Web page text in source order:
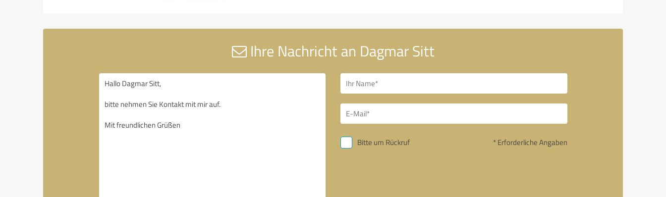
Ihre Nachricht an Dagmar Sitt
Bitte um Rückruf * Erforderliche Angaben